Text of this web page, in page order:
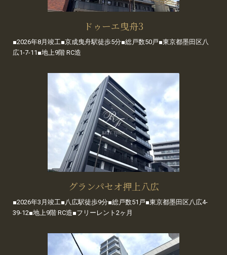
ドゥーエ曳舟3
■2026年8月竣工■京成曳舟駅徒歩5分■総戸数50戸■東京都墨田区八
広1-7-11■地上9階 RC造
グランパセオ押上八広
■2026年3月竣工■八広駅徒歩9分■総戸数51戸■東京都墨田区八広4-
39-12■地上9階 RC造■フリーレント2ヶ月